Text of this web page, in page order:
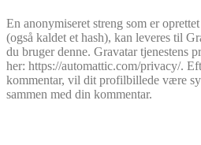
En anonymiseret streng som er
(også kaldet et hash), kan leveres til
du bruger denne. Gravatar tjenestens
her: https://automattic.com/privacy/.
kommentar, vil dit profilbillede være
sammen med din kommentar.